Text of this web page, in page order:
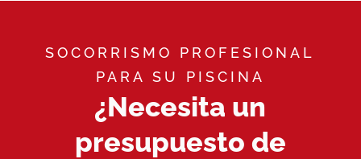
SOCORRISMO PROFESIONAL
PARA SU PISCINA
¿Necesita un
presupuesto de